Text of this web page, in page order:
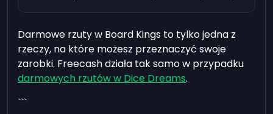
Darmowe rzuty w Board Kings to tylko jedna z
rzeczy, na które możesz przeznaczyć swoje
zarobki. Freecash działa tak samo w przypadku
darmowych rzutów w Dice Dreams.
```